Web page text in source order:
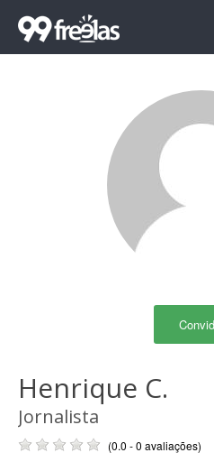
Henrique C.
Jornalista
(0.0 - 0 avaliações)